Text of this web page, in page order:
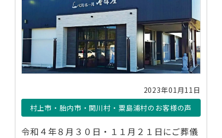
2023年01月11日
村上市・胎内市・関川村・粟島浦村のお客様の声
令和４年８月３０日・１１月２１日にご葬儀